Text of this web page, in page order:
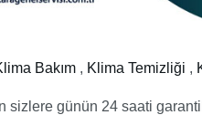
Bakım , Klima Temizliği ,
sizlere günün 24 saati